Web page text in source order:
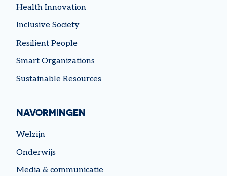
Health Innovation
Inclusive Society
Resilient People
Smart Organizations
Sustainable Resources
NAVORMINGEN
Welzijn
Onderwijs
Media & communicatie